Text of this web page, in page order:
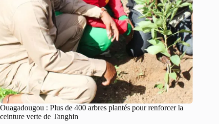
Ouagadougou : Plus de 400 arbres plantés pour renforcer la
ceinture verte de Tanghin